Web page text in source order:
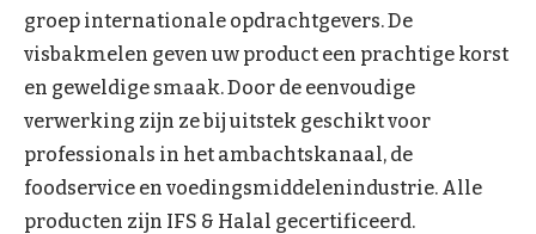
groep internationale opdrachtgevers. De
visbakmelen geven uw product een prachtige korst
en geweldige smaak. Door de eenvoudige
verwerking zijn ze bij uitstek geschikt voor
professionals in het ambachtskanaal, de
foodservice en voedingsmiddelenindustrie. Alle
producten zijn IFS & Halal gecertificeerd.